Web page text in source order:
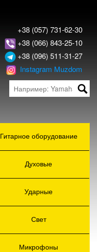
+38 (057) 731-62-30
+38 (066) 843-25-10
+38 (096) 511-31-27
Instagram Muzdom
Гитарное оборудование
Духовые
Ударные
Свет
Микрофоны